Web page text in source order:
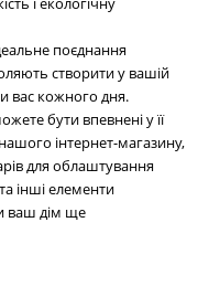
поєднання
створити у вашій
вас кожного дня.
бути впевнені у її
нашого інтернет-магазину,
для облаштування
інші елементи
ваш дім ще